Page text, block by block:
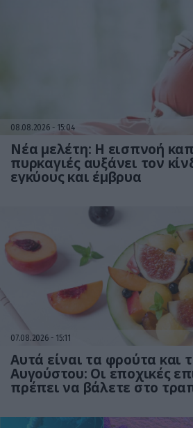
08.08.2026 15:04
Νέα μελέτη: Η εισπνοή
πυρκαγιές αυξάνει τον
εγκύους και έμβρυα
07.08.2026 15:11
Αυτά είναι τα φρούτα και
Αυγούστου: Οι εποχικές
πρέπει να βάλετε στο